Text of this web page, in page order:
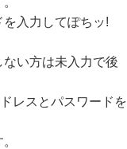
入力してぽちッ!
い方は未入力で後
レスとパスワードを